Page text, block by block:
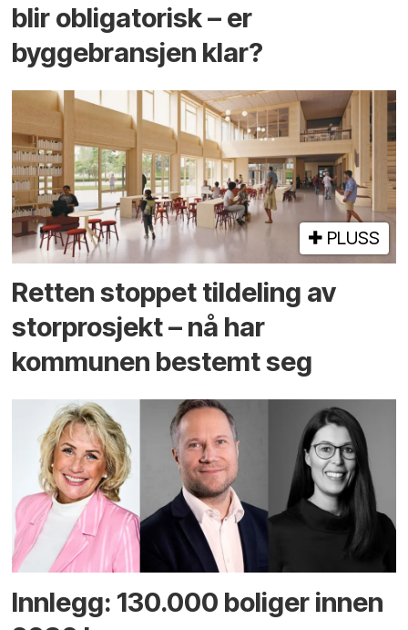
blir obligatorisk – er
byggebransjen klar?
PLUSS
Retten stoppet tildeling av
storprosjekt – nå har
kommunen bestemt seg
Innlegg: 130.000 boliger innen